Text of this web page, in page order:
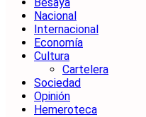
Nacional
Internacional
Economía
Cultura
Cartelera
Sociedad
Opinión
Hemeroteca